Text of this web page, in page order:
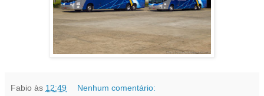
Fabio às 12:49 Nenhum comentário: